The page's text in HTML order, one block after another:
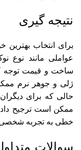
نتیجه گیری
برای انتخاب
عواملی مانند نوع
ساخت و قیمت توجه
ژلی و جوهر نرم
حالی که برای
ممکن است ترجیح
خطی به تجربه شخصی
سوالات